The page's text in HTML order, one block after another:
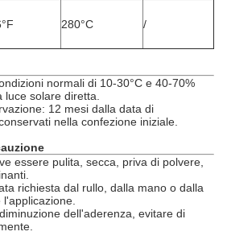
280°C /
normali di 10-30°C e 40-70%
luce solare diretta.
12 mesi dalla data di
nella confezione iniziale.
essere pulita, secca, priva di polvere,
richiesta dal rullo, dalla mano o dalla
dell'aderenza, evitare di